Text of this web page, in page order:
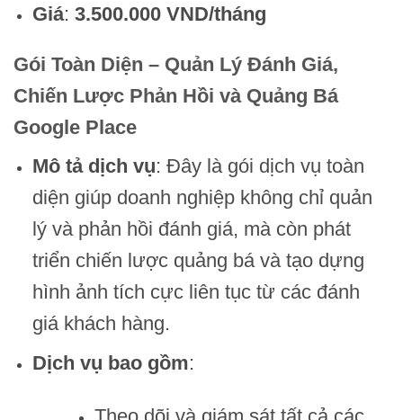
Giá: 3.500.000 VND/tháng
Gói Toàn Diện – Quản Lý Đánh Giá,
Chiến Lược Phản Hồi và Quảng Bá
Google Place
Mô tả dịch vụ: Đây là gói dịch vụ toàn
diện giúp doanh nghiệp không chỉ quản
lý và phản hồi đánh giá, mà còn phát
triển chiến lược quảng bá và tạo dựng
hình ảnh tích cực liên tục từ các đánh
giá khách hàng.
Dịch vụ bao gồm: